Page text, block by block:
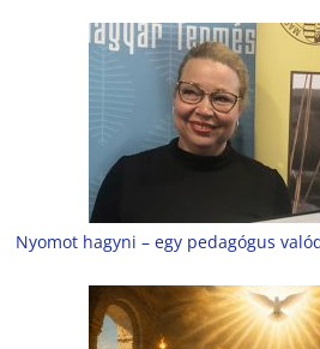
Nyomot hagyni – egy pedagógus